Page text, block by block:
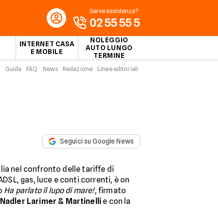
INTERNET CASA
E MOBILE
NOLEGGIO
AUTO LUNGO
TERMINE
Serve assistenza?
02 55 55 5
Guida FAQ News Redazione Linee editoriali
Seguici su Google News
nel confronto delle tariffe di
gas, luce e conti correnti, è on
Ha parlato il lupo di mare!, firmato
Nadler Larimer & Martinelli e con la